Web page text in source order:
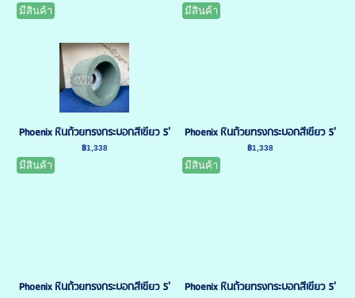
มีสินค้า มีสินค้า
Phoenix หินถ้วยทรงกระบอกสีเขียว 5'
฿1,338
มีสินค้า
Phoenix หินถ้วยทรงกระบอกสีเขียว 5'
฿1,338
มีสินค้า
Phoenix หินถ้วยทรงกระบอกสีเขียว 5' Phoenix หินถ้วยทรงกระบอกสีเขียว 5'